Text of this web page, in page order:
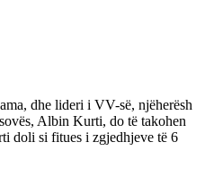
dhe lideri i VV-së, njëherësh
Albin Kurti, do të takohen
doli si fitues i zgjedhjeve të 6